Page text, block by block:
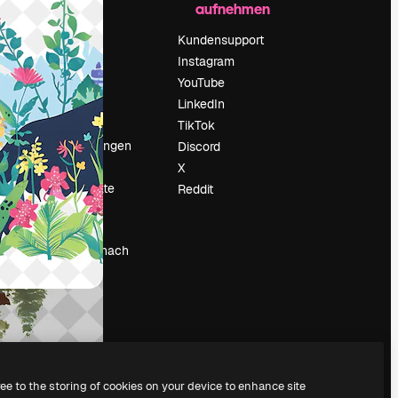
Preise
Über uns
Reviews
Karriere
Suchtrends
Blog
Veranstaltungen
Slidesgo
Deine Inhalte
verkaufen
Pressesaal
Suchst du nach
aufnehmen
Kundensupport
Instagram
YouTube
LinkedIn
TikTok
Discord
X
Reddit
to the storing of cookies on your device to enhance site